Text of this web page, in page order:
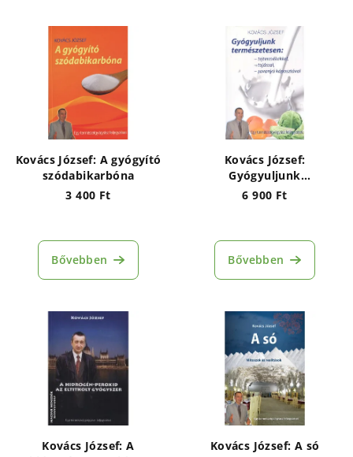
Kovács József: A gyógyító
szódabikarbóna
3 400 Ft
Bővebben
Kovács József:
Gyógyuljunk
természetesen:
6 900 Ft
Bővebben
Kovács József: A
Kovács József: A só